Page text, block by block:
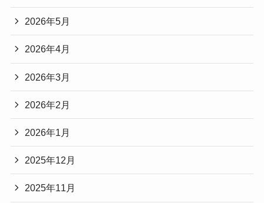
2026年5月
2026年4月
2026年3月
2026年2月
2026年1月
2025年12月
2025年11月